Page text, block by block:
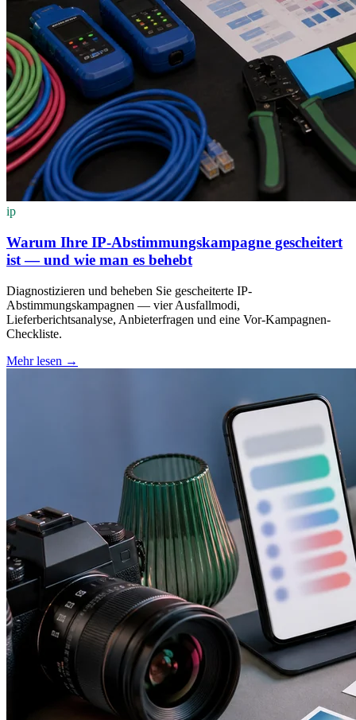
ip
Warum Ihre IP-Abstimmungskampagne gescheitert
ist — und wie man es behebt
Diagnostizieren und beheben Sie gescheiterte IP-
Abstimmungskampagnen — vier Ausfallmodi,
Lieferberichtsanalyse, Anbieterfragen und eine Vor-Kampagnen-
Checkliste.
Mehr lesen →